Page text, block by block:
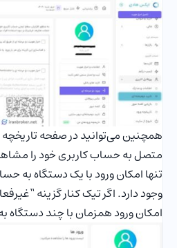
همچنین می‌توانید در صفحه
متصل به حساب کاربری خود را
تنها امکان ورود با یک دستگاه به
وجود دارد. اگر تیک کنار گزینه
امکان ورود همزمان با چند دستگاه